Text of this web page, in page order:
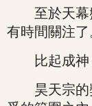
至於天幕盤
有時間關注了
比起成神，
昊天宗的